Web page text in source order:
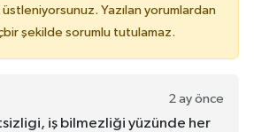
Yazılan yorumlardan
şekilde sorumlu tutulamaz.
2 ay önce
iş bilmezliği yüzünde her